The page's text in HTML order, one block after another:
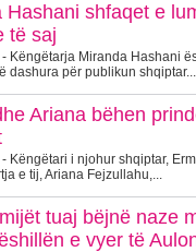
Hashani shfaqet e
të saj
Këngëtarja Miranda Hashani
dashura për publikun
Ariana bëhen
Këngëtari i njohur shqiptar,
e tij, Ariana Fejzullahu,...
tuaj bëjnë naze
e vyer të